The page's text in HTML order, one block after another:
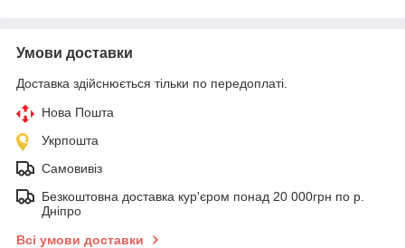
Умови доставки
Доставка здійснюється тільки по передоплаті.
Нова Пошта
Укрпошта
Самовивіз
Безкоштовна доставка кур'єром понад 20 000грн по р.
Дніпро
Всі умови доставки